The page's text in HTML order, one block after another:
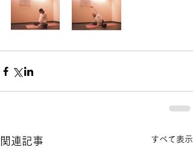
関連記事 すべて表示